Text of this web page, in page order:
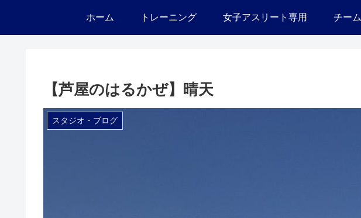
ホーム トレーニング 女子アスリート専用 チーム
【芦屋のはるかぜ】晴天
スタジオ・ブログ